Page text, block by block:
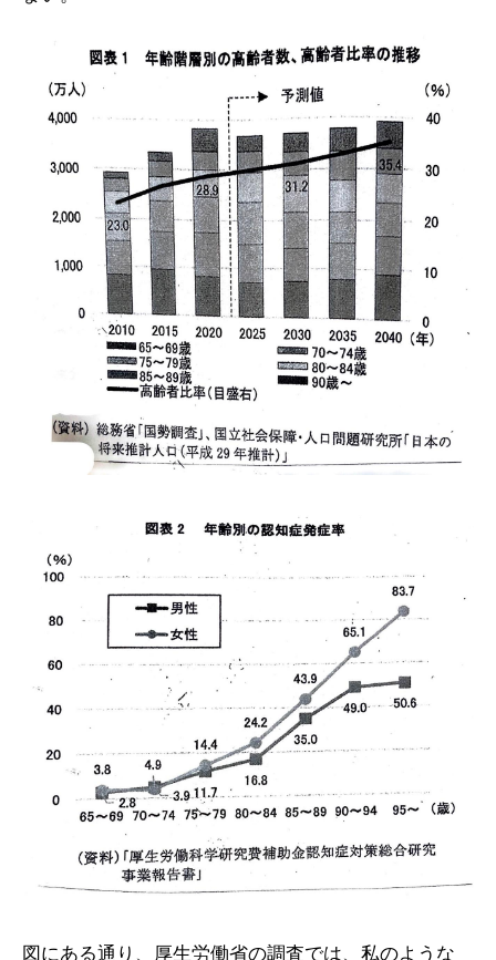
図にある通り、厚生労働省の調査では、私のような